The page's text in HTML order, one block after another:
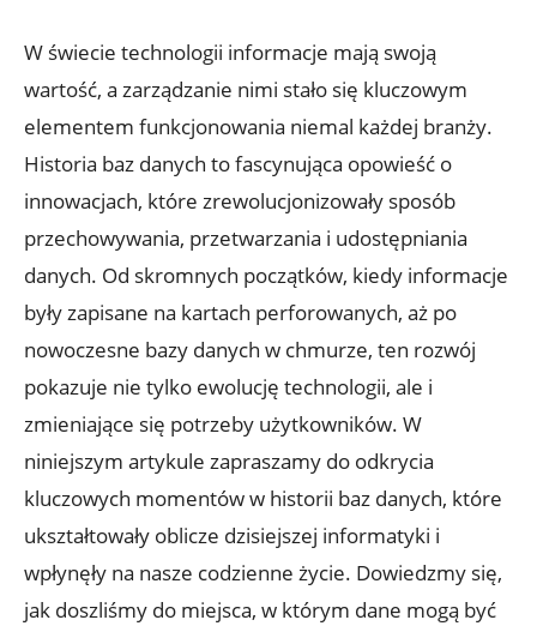
W świecie technologii informacje mają swoją
wartość, ⁣a zarządzanie nimi‍ stało się kluczowym
elementem‍ funkcjonowania ‍niemal każdej ⁣branży.
Historia ​baz danych‍ to fascynująca opowieść o
innowacjach, które zrewolucjonizowały sposób
przechowywania, przetwarzania i udostępniania
danych. Od skromnych początków,⁤ kiedy informacje
były zapisane na kartach perforowanych, aż po
nowoczesne bazy danych w chmurze, ten rozwój
pokazuje nie tylko ewolucję technologii, ale i
zmieniające się potrzeby użytkowników.⁢ W
niniejszym‍ artykule zapraszamy do ‌odkrycia
‍kluczowych momentów ‌w historii baz danych, ⁤które
ukształtowały⁤ oblicze​ dzisiejszej ​informatyki i
wpłynęły na nasze codzienne życie.‍ Dowiedzmy⁤ się,
jak ‌doszliśmy do miejsca,‍ w‌ którym dane mogą być